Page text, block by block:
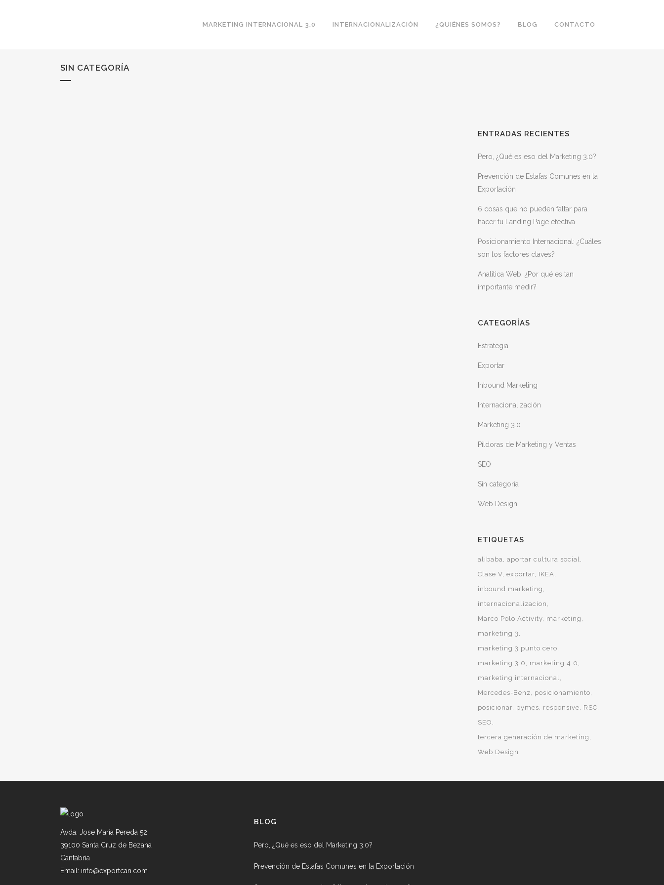
MARKETING INTERNACIONAL 3.0 INTERNACIONALIZACIÓN ¿QUIÉNES SOMOS? BLOG CONTACTO
SIN CATEGORÍA
ENTRADAS RECIENTES
Pero, ¿Qué es eso del Marketing 3.0?
Prevención de Estafas Comunes en la
Exportación
6 cosas que no pueden faltar para
hacer tu Landing Page efectiva
Posicionamiento Internacional: ¿Cuáles
son los factores claves?
Analítica Web: ¿Por qué es tan
importante medir?
CATEGORÍAS
Estrategia
Exportar
Inbound Marketing
Internacionalización
Marketing 3.0
Píldoras de Marketing y Ventas
SEO
Sin categoría
Web Design
ETIQUETAS
alibaba aportar cultura social
Clase V exportar IKEA
inbound marketing
internacionalizacion
Marco Polo Activity marketing
marketing 3
marketing 3 punto cero
marketing 3.0
marketing 4.0
marketing internacional
Mercedes-Benz
posicionamiento
posicionar pymes responsive
RSC
SEO
tercera generación de marketing
Web Design
Avda. Jose María Pereda 52
39100 Santa Cruz de Bezana
Cantabria
Email: info@exportcan.com
BLOG
Pero, ¿Qué es eso del Marketing 3.0?
Prevención de Estafas Comunes en la Exportación